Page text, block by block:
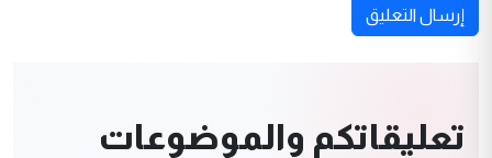
إرسال التعليق
تعليقاتكم والموضوعات